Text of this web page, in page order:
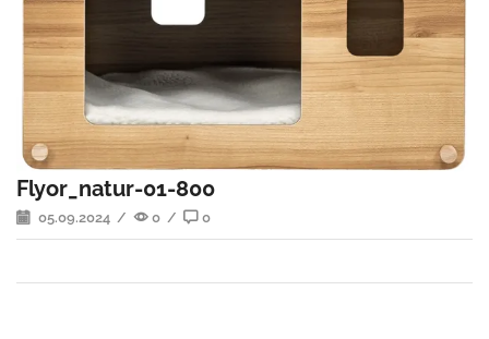
Flyor_natur-01-800
05.09.2024 / 0 / 0